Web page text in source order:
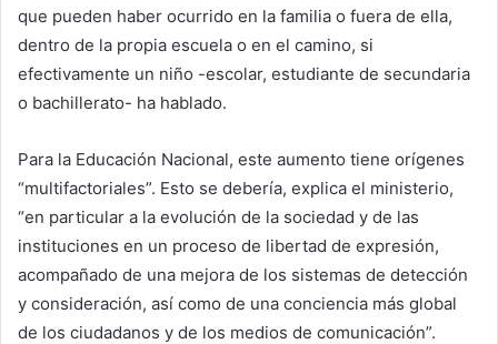
que pueden haber ocurrido en la familia o fuera de ella,
dentro de la propia escuela o en el camino, si
efectivamente un niño -escolar, estudiante de secundaria
o bachillerato- ha hablado.
Para la Educación Nacional, este aumento tiene orígenes
“multifactoriales”. Esto se debería, explica el ministerio,
“en particular a la evolución de la sociedad y de las
instituciones en un proceso de libertad de expresión,
acompañado de una mejora de los sistemas de detección
y consideración, así como de una conciencia más global
de los ciudadanos y de los medios de comunicación”.